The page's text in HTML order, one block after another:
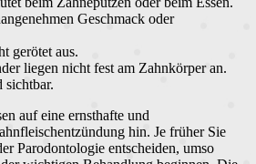
Geschmack oder
gerötet aus.
liegen nicht fest am Zahnkörper an.
sichtbar.
auf eine ernsthafte und
hin. Je früher Sie
Parodontologie entscheiden, umso